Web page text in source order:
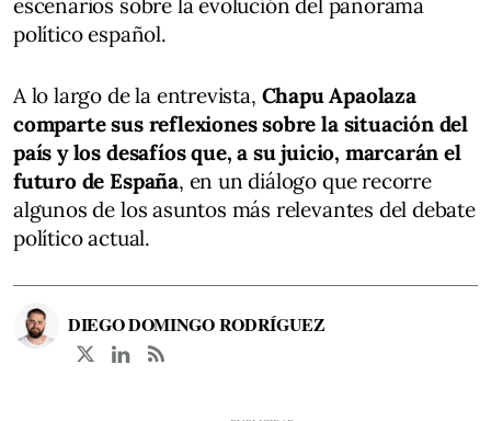
escenarios sobre la evolución del panorama
político español.
A lo largo de la entrevista, Chapu Apaolaza
comparte sus reflexiones sobre la situación del
país y los desafíos que, a su juicio, marcarán el
futuro de España, en un diálogo que recorre
algunos de los asuntos más relevantes del debate
político actual.
DIEGO DOMINGO RODRÍGUEZ